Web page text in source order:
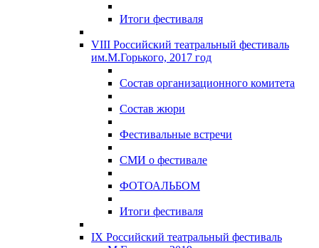
Итоги фестиваля
VIII Российский театральный фестиваль
им.М.Горького, 2017 год
Состав организационного комитета
Состав жюри
Фестивальные встречи
СМИ о фестивале
ФОТОАЛЬБОМ
Итоги фестиваля
IX Российский театральный фестиваль